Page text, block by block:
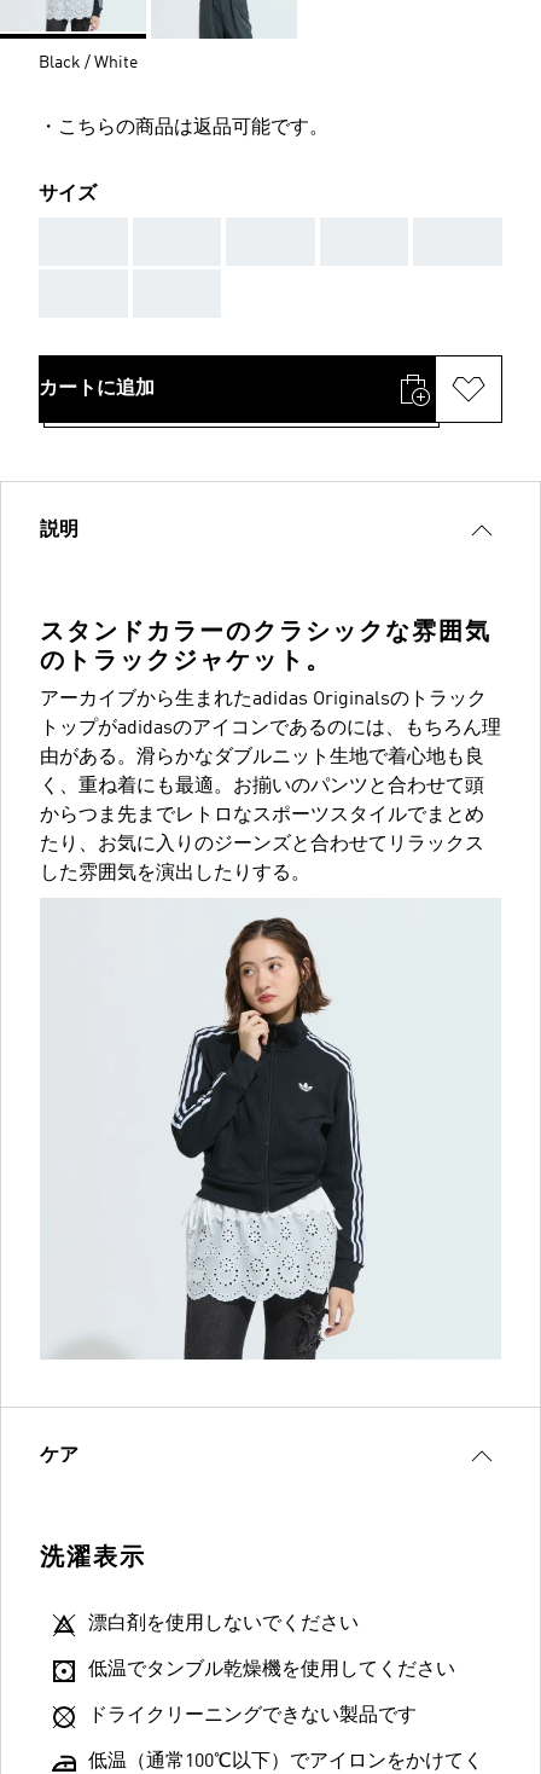
Black / White
・こちらの商品は返品可能です。
サイズ
カートに追加
説明
スタンドカラーのクラシックな雰囲気
のトラックジャケット。
アーカイブから生まれたadidas Originalsのトラック
トップがadidasのアイコンであるのには、もちろん理
由がある。滑らかなダブルニット生地で着心地も良
く、重ね着にも最適。お揃いのパンツと合わせて頭
からつま先までレトロなスポーツスタイルでまとめ
たり、お気に入りのジーンズと合わせてリラックス
した雰囲気を演出したりする。
ケア
洗濯表示
漂白剤を使用しないでください
低温でタンブル乾燥機を使用してください
ドライクリーニングできない製品です
低温（通常100℃以下）でアイロンをかけてく